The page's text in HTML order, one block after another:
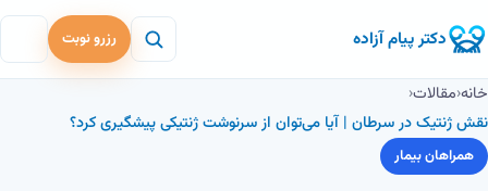
دکتر پیام آزاده رزرو نوبت
خانه‹مقالات‹
نقش ژنتیک در سرطان | آیا می‌توان از سرنوشت ژنتیکی پیشگیری کرد؟
همراهان بیمار